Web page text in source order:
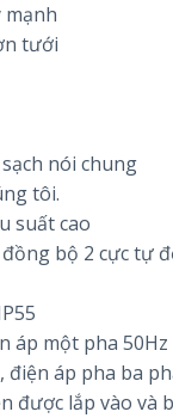
mạnh
tưới
nói chung
tôi.
suất cao
bộ 2 cực tự
áp một pha 50Hz
điện áp pha ba
được lắp vào và